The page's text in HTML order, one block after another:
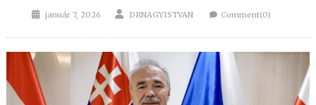
Posted
január 7, 2026 Author
DRNAGYISTVAN Comment(0)